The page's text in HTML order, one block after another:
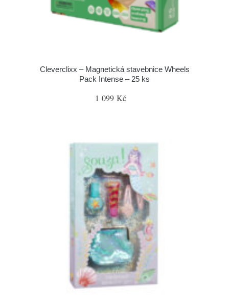
Cleverclixx – Magnetická stavebnice Wheels
Pack Intense – 25 ks
1 099 Kč